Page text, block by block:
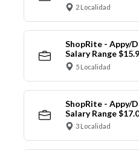
2 Localidad
ShopRite - Appy/
Salary Range
5 Localidad
ShopRite - Appy/
Salary Range
3 Localidad